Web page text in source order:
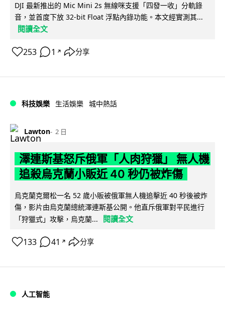
DJI 最新推出的 Mic Mini 2s 無線咪支援「四發一收」分軌錄
音，並首度下放 32-bit Float 浮點內錄功能。本文經實測其...
閱讀全文
253 1 ↗ 分享
科技娛樂 生活娛樂 城中熱話
Lawton 2 日
澤連斯基怒斥俄軍「人肉狩獵」 無人機
追殺烏克蘭小販近 40 秒仍被炸傷
烏克蘭克爾松一名 52 歲小販被俄軍無人機追擊近 40 秒後被炸
傷，影片由烏克蘭總統澤連斯基公開。他直斥俄軍對平民進行
「狩獵式」攻擊，烏克蘭...
閱讀全文
133 41 ↗ 分享
人工智能